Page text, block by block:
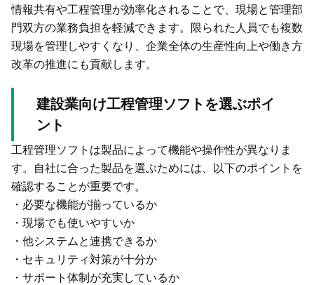
情報共有や工程管理が効率化されることで、現場と管理部
門双方の業務負担を軽減できます。限られた人員でも複数
現場を管理しやすくなり、企業全体の生産性向上や働き方
改革の推進にも貢献します。
建設業向け工程管理ソフトを選ぶポイ
ント
工程管理ソフトは製品によって機能や操作性が異なりま
す。自社に合った製品を選ぶためには、以下のポイントを
確認することが重要です。
・必要な機能が揃っているか
・現場でも使いやすいか
・他システムと連携できるか
・セキュリティ対策が十分か
・サポート体制が充実しているか